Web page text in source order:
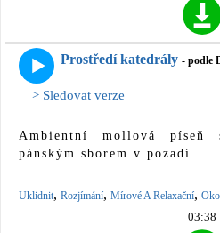
Prostředí katedrály - podle
> Sledovat verze
Ambientní mollová píseň
pánským sborem v pozadí.
Uklidnit, Rozjímání, Mírové A Relaxační,
03:38